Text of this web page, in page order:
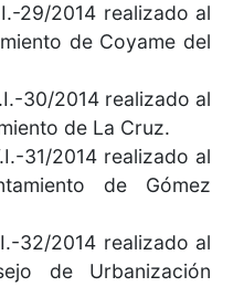
29/2014 realizado al
de Coyame del
30/2014 realizado al
de La Cruz.
31/2014 realizado al
de Gómez
32/2014 realizado al
de Urbanización